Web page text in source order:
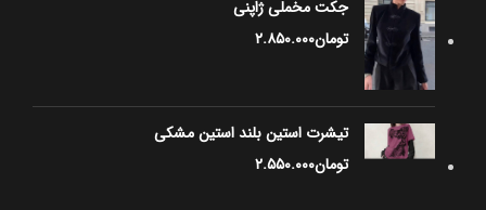
جکت مخملی ژاپنی
تومان۲.۸۵۰.۰۰۰
تیشرت استین بلند استین مشکی
تومان۲.۵۵۰.۰۰۰